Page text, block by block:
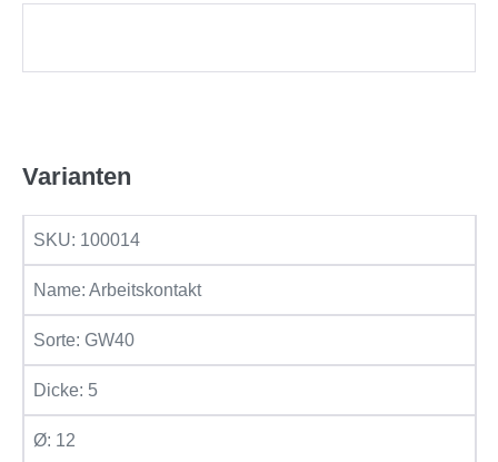
Varianten
SKU: 100014
Name: Arbeitskontakt
Sorte: GW40
Dicke: 5
Ø: 12